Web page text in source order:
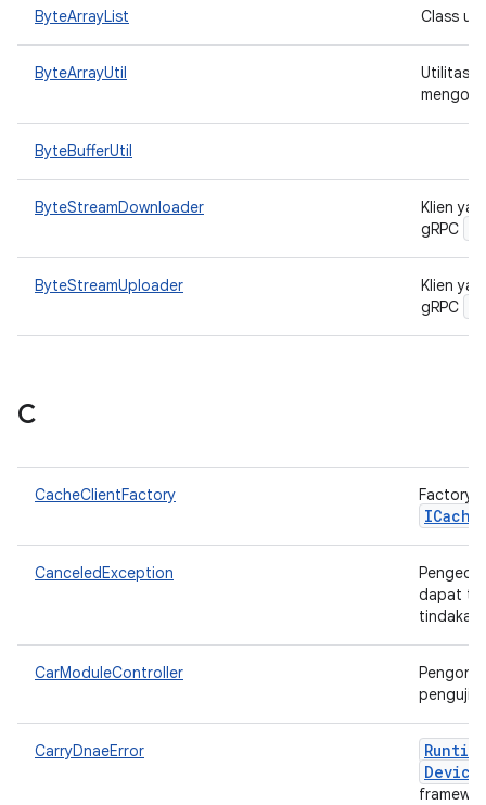
ByteArrayList Class
ByteArrayUtil
Utilitas
ByteBufferUtil
ByteStreamDownloader
Klien
gRPC
ByteStreamUploader
Klien
gRPC
C
CacheClientFactory Factory
ICache
CanceledException
dapat
CarModuleController
CarryDnaeError
Device